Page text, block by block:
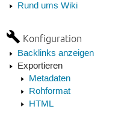
Rund ums Wiki
Konfiguration
Backlinks anzeigen
Exportieren
Metadaten
Rohformat
HTML